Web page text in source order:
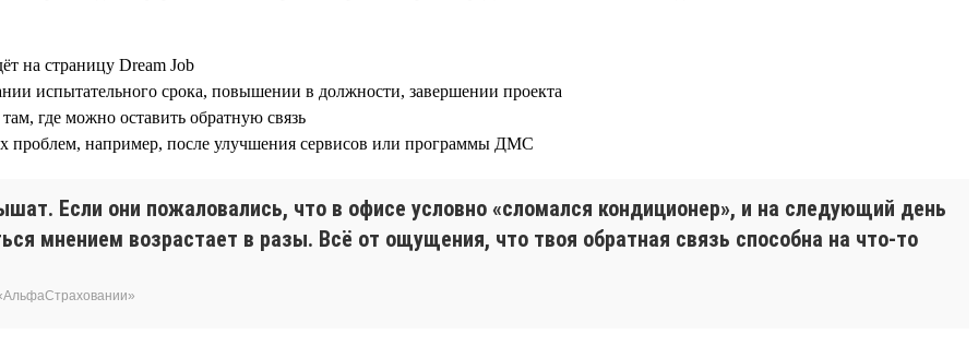
на страницу Dream Job
испытательного срока, повышении в должности, завершении проекта
где можно оставить обратную связь
проблем, например, после улучшения сервисов или программы ДМС
Если они пожаловались, что в офисе условно «сломался кондиционер», и на следующий день
мнением возрастает в разы. Всё от ощущения, что твоя обратная связь способна на что-то